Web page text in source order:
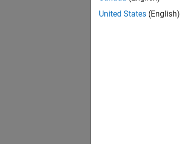
United States (English)